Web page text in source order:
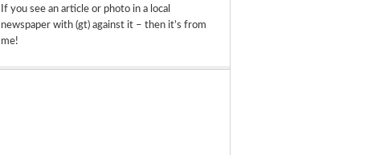
If you see an article or photo in a local
newspaper with (gt) against it – then it’s from
me!